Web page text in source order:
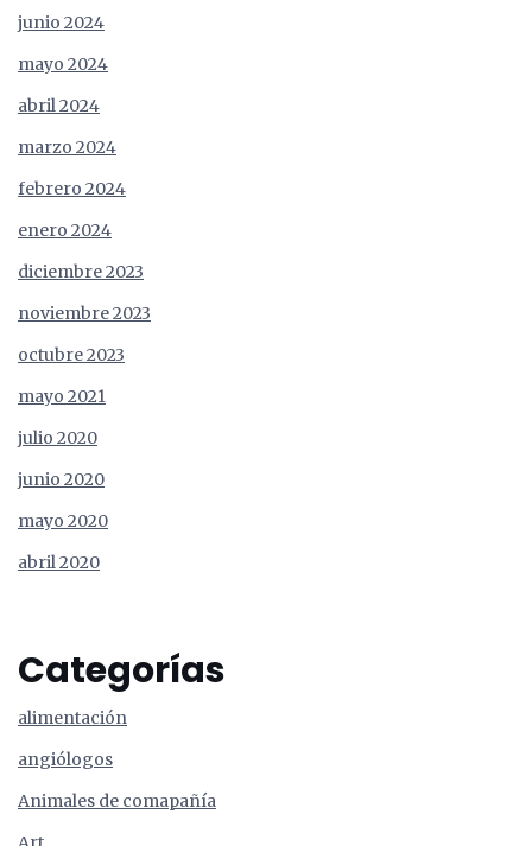
junio 2024
mayo 2024
abril 2024
marzo 2024
febrero 2024
enero 2024
diciembre 2023
noviembre 2023
octubre 2023
mayo 2021
julio 2020
junio 2020
mayo 2020
abril 2020
Categorías
alimentación
angiólogos
Animales de comapañía